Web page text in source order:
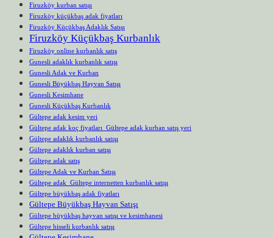
Firuzköy kurban satışı
Firuzköy küçükbaş adak fiyatları
Firuzköy Küçükbaş Adaklık Satışı
Firuzköy Küçükbaş Kurbanlık
Firuzköy online kurbanlık satış
Gunesli adaklık kurbanlık satışı
Gunesli Adak ve Kurban
Gunesli Büyükbaş Hayvan Satışı
Gunesli Kesimhane
Gunesli Küçükbaş Kurbanlık
Gültepe adak kesim yeri
Gültepe adak koç fiyatları Gültepe adak kurban satış yeri
Gültepe adaklık kurbanlık satışı
Gültepe adaklık kurban satışı
Gültepe adak satış
Gültepe Adak ve Kurban Satışı
Gültepe adak Gültepe internetten kurbanlık satışı
Gültepe büyükbaş adak fiyatları
Gültepe Büyükbaş Hayvan Satışı
Gültepe büyükbaş hayvan satışı ve kesimhanesi
Gültepe hisseli kurbanlık satışı